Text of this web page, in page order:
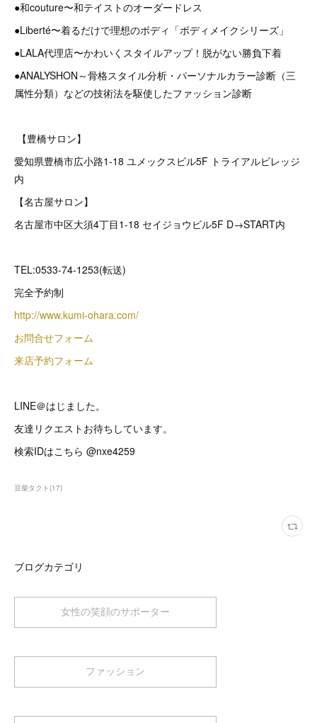
●和couture〜和テイストのオーダードレス
●Liberté〜着るだけで理想のボディ「ボディメイクシリーズ」
●LALA代理店〜かわいくスタイルアップ！脱がない勝負下着
●ANALYSHON～骨格スタイル分析・パーソナルカラー診断（三
属性分類）などの技術法を駆使したファッション診断
【豊橋サロン】
愛知県豊橋市広小路1-18 ユメックスビル5F トライアルビレッジ
内
【名古屋サロン】
名古屋市中区大須4丁目1-18 セイジョウビル5F D→START内
TEL:0533-74-1253(転送)
完全予約制
http://www.kumi-ohara.com/
お問合せフォーム
来店予約フォーム
LINE＠はじました。
友達リクエストお待ちしています。
検索IDはこちら @nxe4259
豆柴タクト(17)
ブログカテゴリ
女性の笑顔のサポーター
ファッション